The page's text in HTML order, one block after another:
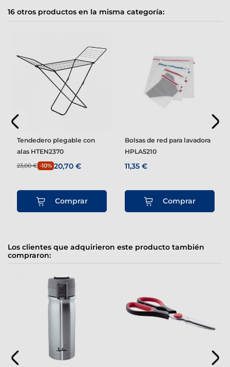
16 otros productos en la misma categoría:
Tendedero plegable con
alas HTEN2370
23,00 € -10% 20,70 €
Comprar
Bolsas de red para lavadora
HPLA5210
11,35 €
Comprar
Los clientes que adquirieron este producto también
compraron: